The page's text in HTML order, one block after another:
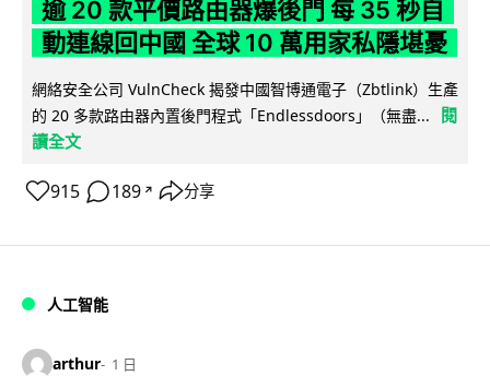
逾 20 款平價路由器爆後門 每 35 秒自
動連線回中國 全球 10 萬用家私隱堪憂
網絡安全公司 VulnCheck 揭發中國智博通電子（Zbtlink）生產
的 20 多款路由器內置後門程式「Endlessdoors」（無盡...
閱
讀全文
915 189 ↗ 分享
人工智能
arthur 1 日